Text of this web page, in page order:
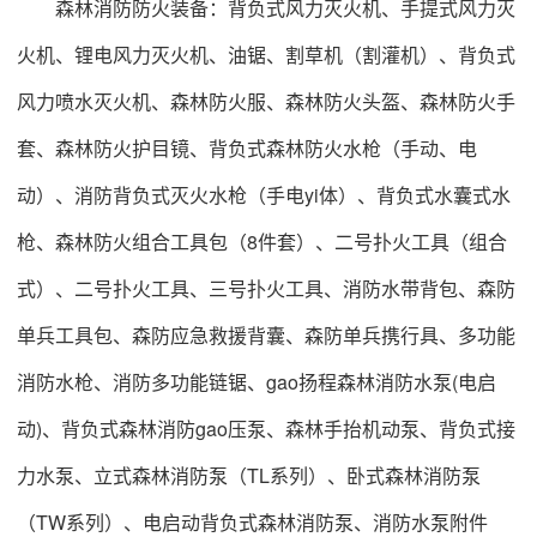
森林消防防火装备：背负式风力灭火机、手提式风力灭
火机、锂电风力灭火机、油锯、割草机（割灌机）、背负式
风力喷水灭火机、森林防火服、森林防火头盔、森林防火手
套、森林防火护目镜、背负式森林防火水枪（手动、电
动）、消防背负式灭火水枪（手电yi体）、背负式水囊式水
枪、森林防火组合工具包（8件套）、二号扑火工具（组合
式）、二号扑火工具、三号扑火工具、消防水带背包、森防
单兵工具包、森防应急救援背囊、森防单兵携行具、多功能
消防水枪、消防多功能链锯、gao扬程森林消防水泵(电启
动)、背负式森林消防gao压泵、森林手抬机动泵、背负式接
力水泵、立式森林消防泵（TL系列）、卧式森林消防泵
（TW系列）、电启动背负式森林消防泵、消防水泵附件